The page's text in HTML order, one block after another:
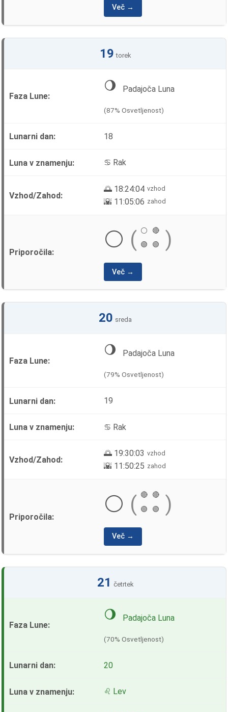
Več →
19 torek
🌖 Padajoča Luna
(87% Osvetljenost)
18
♋ Rak
🌅 18:24:04 vzhod
🌇 11:05:06 zahod
⚪ ( ⚪
🔴
🟢
🟢 )
Več →
20 sreda
🌖 Padajoča Luna
(79% Osvetljenost)
19
♋ Rak
🌅 19:30:03 vzhod
🌇 11:50:25 zahod
⚪ ( 🔴
🔴
🟢
🟢 )
Več →
21 četrtek
🌖 Padajoča Luna
(70% Osvetljenost)
20
♌ Lev